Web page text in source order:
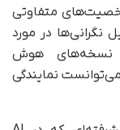
شخصیت‌های متفاوتی
نگرانی‌ها در مورد
نسخه‌های هوش
نمایندگی